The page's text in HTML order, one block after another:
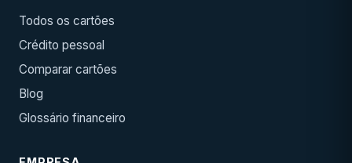
Todos os cartões
Crédito pessoal
Comparar cartões
Blog
Glossário financeiro